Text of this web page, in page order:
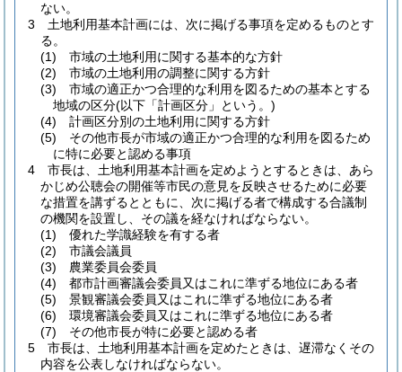
ない。
3
土地利用基本計画には、次に掲げる事項を定めるものとす
る。
(1)
市域の土地利用に関する基本的な方針
(2)
市域の土地利用の調整に関する方針
(3)
市域の適正かつ合理的な利用を図るための基本とする
地域の区分(以下「計画区分」という。)
(4)
計画区分別の土地利用に関する方針
(5)
その他市長が市域の適正かつ合理的な利用を図るため
に特に必要と認める事項
4
市長は、土地利用基本計画を定めようとするときは、あら
かじめ公聴会の開催等市民の意見を反映させるために必要
な措置を講ずるとともに、次に掲げる者で構成する合議制
の機関を設置し、その議を経なければならない。
(1)
優れた学識経験を有する者
(2)
市議会議員
(3)
農業委員会委員
(4)
都市計画審議会委員又はこれに準ずる地位にある者
(5)
景観審議会委員又はこれに準ずる地位にある者
(6)
環境審議会委員又はこれに準ずる地位にある者
(7)
その他市長が特に必要と認める者
5
市長は、土地利用基本計画を定めたときは、遅滞なくその
内容を公表しなければならない。